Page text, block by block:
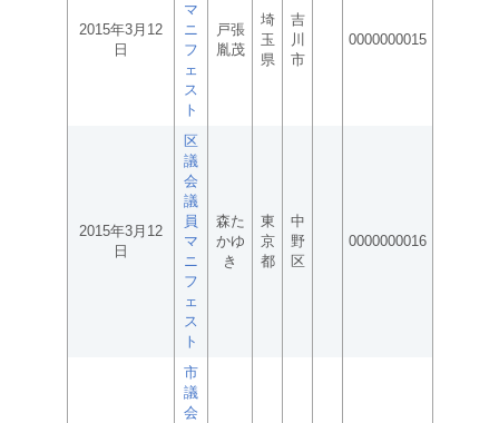
2015年3月12
日
マ
ニ
フ
ェ
ス
ト
戸張
胤茂
埼
玉
県
吉
川
市
0000000015
2015年3月12
日
区
議
会
議
員
マ
ニ
フ
ェ
ス
ト
森た
かゆ
き
東
京
都
中
野
区
0000000016
市
議
会